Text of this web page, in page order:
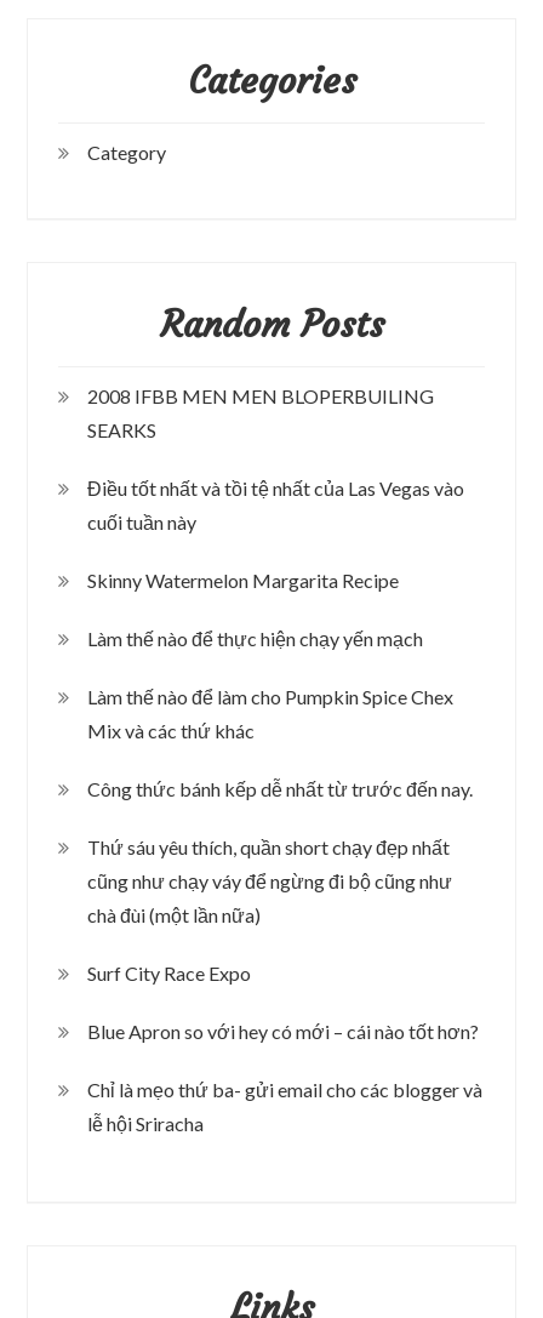
Categories
Category
Random Posts
2008 IFBB MEN MEN BLOPERBUILING
SEARKS
Điều tốt nhất và tồi tệ nhất của Las Vegas vào
cuối tuần này
Skinny Watermelon Margarita Recipe
Làm thế nào để thực hiện chạy yến mạch
Làm thế nào để làm cho Pumpkin Spice Chex
Mix và các thứ khác
Công thức bánh kếp dễ nhất từ ​​trước đến nay.
Thứ sáu yêu thích, quần short chạy đẹp nhất
cũng như chạy váy để ngừng đi bộ cũng như
chà đùi (một lần nữa)
Surf City Race Expo
Blue Apron so với hey có mới – cái nào tốt hơn?
Chỉ là mẹo thứ ba- gửi email cho các blogger và
lễ hội Sriracha
Links